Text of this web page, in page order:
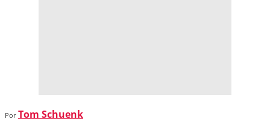
Por Tom Schuenk